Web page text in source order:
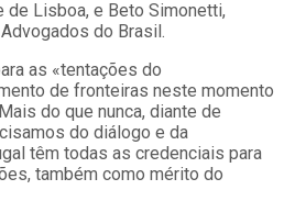
Lisboa, e Beto Simonetti,
do Brasil.
as «tentações do
de fronteiras neste momento
do que nunca, diante de
do diálogo e da
têm todas as credenciais para
também como mérito do